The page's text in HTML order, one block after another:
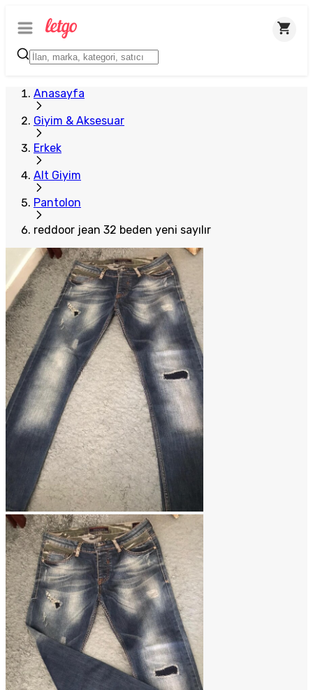
Anasayfa
Giyim & Aksesuar
Erkek
Alt Giyim
Pantolon
reddoor jean 32 beden yeni sayılır